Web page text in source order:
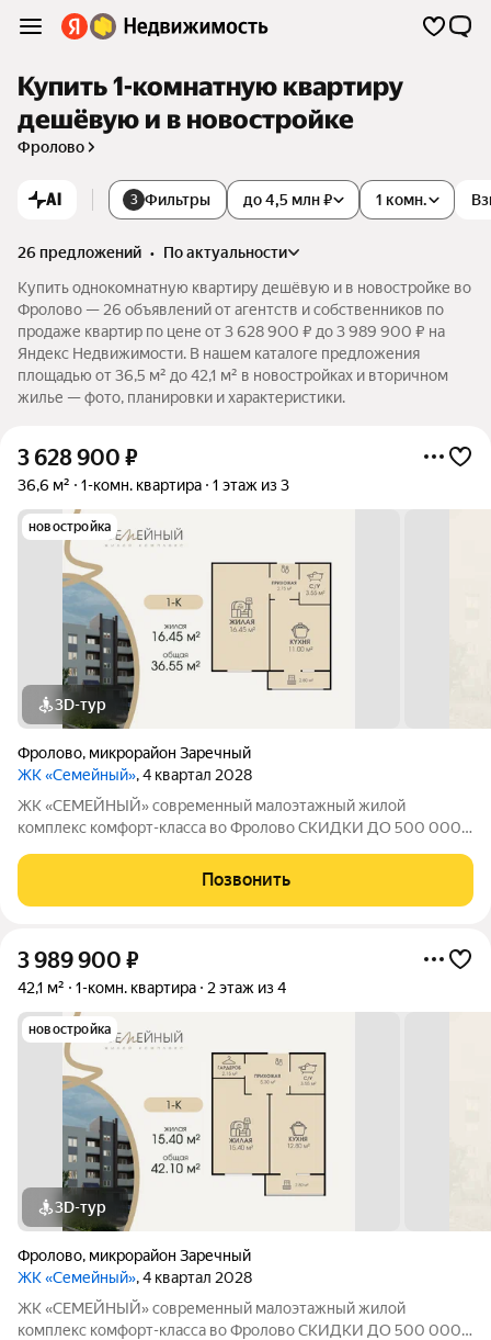
Купить 1-комнатную квартиру
дешёвую и в новостройке
Фролово
AI 3 Фильтры до 4,5 млн ₽ 1 комн.
26 предложений •
по актуальности
Купить однокомнатную квартиру дешёвую и в новостройке во
Фролово — 26 объявлений от агентств и собственников по
продаже квартир по цене от 3 628 900 ₽ до 3 989 900 ₽ на
Яндекс Недвижимости. В нашем каталоге предложения
площадью от 36,5 м² до 42,1 м² в новостройках и вторичном
жилье — фото, планировки и характеристики.
3 628 900 ₽
36,6 м² 1-комн. квартира 1 этаж из 3
новостройка
3D-тур
Фролово, микрорайон Заречный
ЖК «Семейный», 4 квартал 2028
ЖК «СЕМЕЙНЫЙ» современный малоэтажный жилой
комплекс комфорт-класса во Фролово СКИДКИ ДО 500 000
продуманной современной планировкой: жилая площадь 16.45
Позвонить
3 989 900 ₽
42,1 м² 1-комн. квартира 2 этаж из 4
новостройка
3D-тур
Фролово, микрорайон Заречный
ЖК «Семейный», 4 квартал 2028
ЖК «СЕМЕЙНЫЙ» современный малоэтажный жилой
комплекс комфорт-класса во Фролово СКИДКИ ДО 500 000